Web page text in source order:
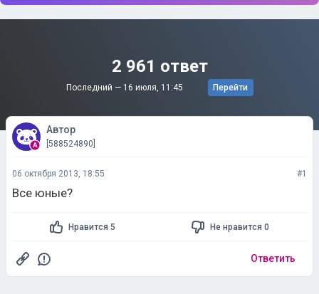
2 961 ответ
Последний — 16 июля, 11:45 Перейти
Автор
[588524890]
06 октября 2013, 18:55 #1
Все юные?
Нравится 5 Не нравится 0
Ответить